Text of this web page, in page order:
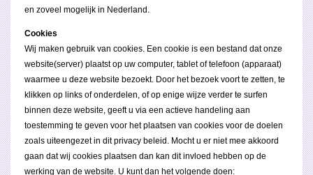
en zoveel mogelijk in Nederland.
Cookies
Wij maken gebruik van cookies. Een cookie is een bestand dat onze
website(server) plaatst op uw computer, tablet of telefoon (apparaat)
waarmee u deze website bezoekt. Door het bezoek voort te zetten, te
klikken op links of onderdelen, of op enige wijze verder te surfen
binnen deze website, geeft u via een actieve handeling aan
toestemming te geven voor het plaatsen van cookies voor de doelen
zoals uiteengezet in dit privacy beleid. Mocht u er niet mee akkoord
gaan dat wij cookies plaatsen dan kan dit invloed hebben op de
werking van de website. U kunt dan het volgende doen: